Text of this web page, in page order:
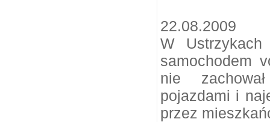
22.08.2009
W
samochodem
nie
pojazdami i
przez